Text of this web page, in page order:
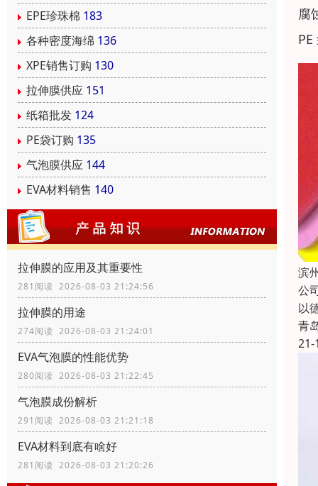
EPE珍珠棉 183
各种密度海绵 136
XPE销售订购 130
拉伸膜供应 151
纸箱批发 124
PE袋订购 135
气泡膜供应 144
EVA材料销售 140
拉伸膜的应用及其重要性
281阅读 2026-08-03 21:24:56
拉伸膜的用途
274阅读 2026-08-03 21:24:01
EVA气泡膜的性能优势
280阅读 2026-08-03 21:22:45
气泡膜成份解析
291阅读 2026-08-03 21:21:18
EVA材料到底有啥好
281阅读 2026-08-03 21:20:26
腐
滨
公
以
青
21-